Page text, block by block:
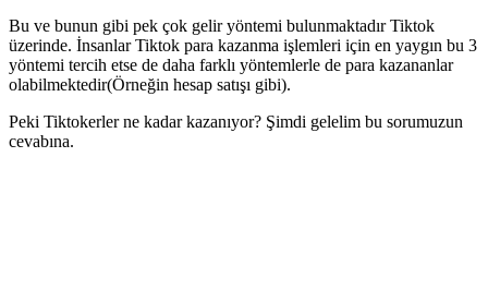
Bu ve bunun gibi pek çok gelir yöntemi bulunmaktadır Tiktok
üzerinde. İnsanlar Tiktok para kazanma işlemleri için en yaygın bu 3
yöntemi tercih etse de daha farklı yöntemlerle de para kazananlar
olabilmektedir(Örneğin hesap satışı gibi).
Peki Tiktokerler ne kadar kazanıyor? Şimdi gelelim bu sorumuzun
cevabına.